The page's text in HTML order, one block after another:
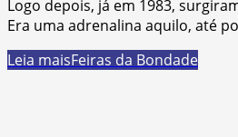
Logo depois, já em 1983,
Era uma adrenalina aquilo, até
Leia maisFeiras da Bondade